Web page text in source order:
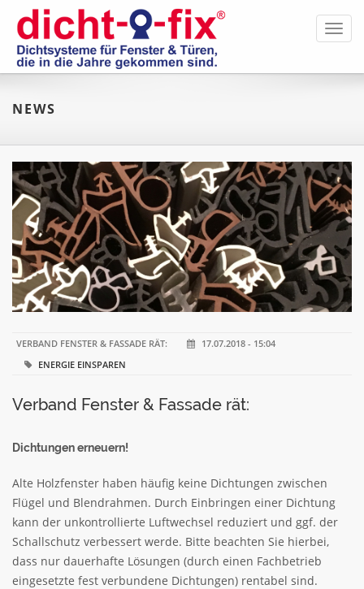
NEWS
VERBAND FENSTER & FASSADE RÄT:
17.07.2018 - 15:04
ENERGIE EINSPAREN
Verband Fenster & Fassade rät:
Dichtungen erneuern!
Alte Holzfenster haben häufig keine Dichtungen zwischen
Flügel und Blendrahmen. Durch Einbringen einer Dichtung
kann der unkontrollierte Luftwechsel reduziert und ggf. der
Schallschutz verbessert werde. Bitte beachten Sie hierbei,
dass nur dauerhafte Lösungen (durch einen Fachbetrieb
eingesetzte fest verbundene Dichtungen) rentabel sind.